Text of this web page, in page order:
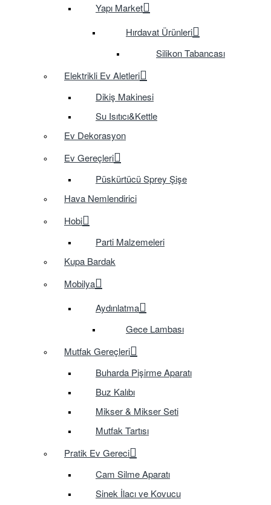
Yapı Market
Hırdavat Ürünleri
Silikon Tabancası
Elektrikli Ev Aletleri
Dikiş Makinesi
Su Isıtıcı&Kettle
Ev Dekorasyon
Ev Gereçleri
Püskürtücü Sprey Şişe
Hava Nemlendirici
Hobi
Parti Malzemeleri
Kupa Bardak
Mobilya
Aydınlatma
Gece Lambası
Mutfak Gereçleri
Buharda Pişirme Aparatı
Buz Kalıbı
Mikser & Mikser Seti
Mutfak Tartısı
Pratik Ev Gereci
Cam Silme Aparatı
Sinek İlacı ve Kovucu